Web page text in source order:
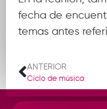
fecha de
temas antes
ANTERIOR
Ciclo de música